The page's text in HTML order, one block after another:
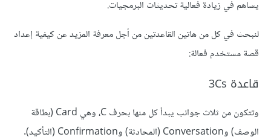
يساهم في زيادة فعالية تحديثات البرمجيات.
لنبحث في كل من هاتين القاعدتين من أجل معرفة المزيد عن كيفية إعداد
قصة مستخدم فعالة:
قاعدة 3Cs
وتتكون من ثلاث جوانب يبدأ كل منها بحرف C، وهي Card (بطاقة
الوصف) وConversation (المحادثة) وConfirmation (التأكيد).